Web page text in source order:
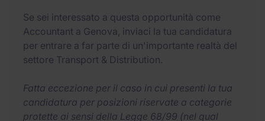
Se sei interessato a questa opportunità come
Accountant a Genova, inviaci la tua candidatura
per entrare a far parte di un'importante realtà del
settore Transport & Distribution.
Fatta eccezione per il caso in cui presenti la tua
candidatura per posizioni riservate a categorie
protette ai sensi della Legge 68/99 (nel qual